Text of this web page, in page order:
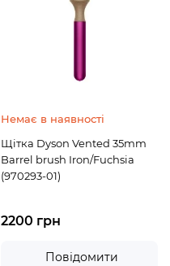
Немає в наявності
Щітка Dyson Vented 35mm
Barrel brush Iron/Fuchsia
(970293-01)
2200 грн
Повідомити